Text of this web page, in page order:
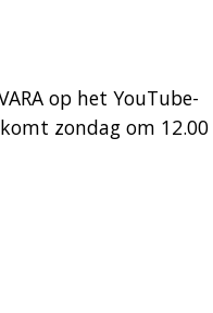
op het YouTube-
zondag om 12.00